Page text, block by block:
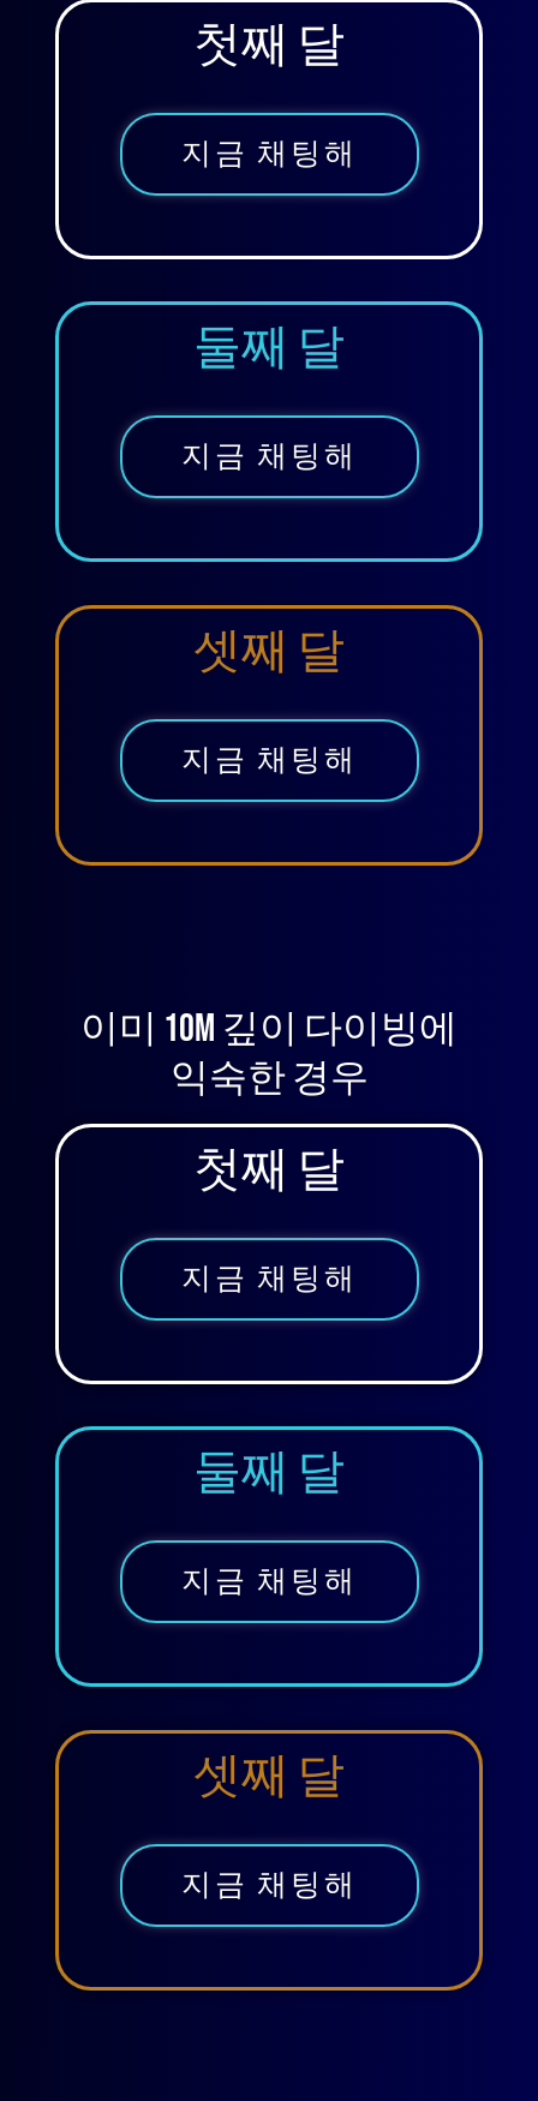
첫째 달
지금 채팅해
둘째 달
지금 채팅해
셋째 달
지금 채팅해
이미 10m 깊이 다이빙에
익숙한 경우
첫째 달
지금 채팅해
둘째 달
지금 채팅해
셋째 달
지금 채팅해